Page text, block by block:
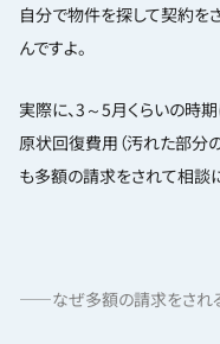
自分で物件を探して契約を
んですよ。
実際に、3～5月くらいの時
原状回復費用（汚れた部分
も多額の請求をされて相談
——なぜ多額の請求をされ